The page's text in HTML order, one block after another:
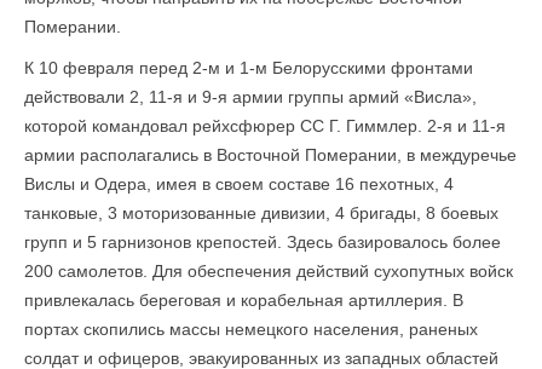
Померании.
К 10 февраля перед 2-м и 1-м Белорусскими фронтами
действовали 2, 11-я и 9-я армии группы армий «Висла»,
которой командовал рейхсфюрер СС Г. Гиммлер. 2-я и 11-я
армии располагались в Восточной Померании, в междуречье
Вислы и Одера, имея в своем составе 16 пехотных, 4
танковые, 3 моторизованные дивизии, 4 бригады, 8 боевых
групп и 5 гарнизонов крепостей. Здесь базировалось более
200 самолетов. Для обеспечения действий сухопутных войск
привлекалась береговая и корабельная артиллерия. В
портах скопились массы немецкого населения, раненых
солдат и офицеров, эвакуированных из западных областей